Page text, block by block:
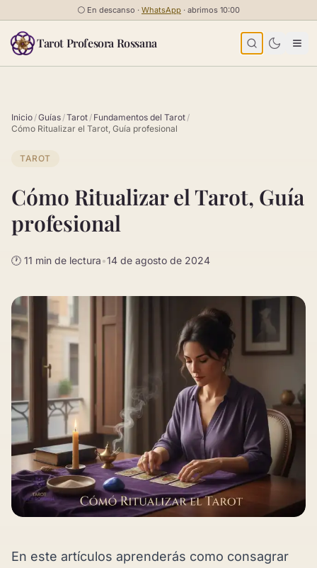
Saltar al contenido
⚪ En descanso · WhatsApp · abrimos 10:00
Tarot Profesora Rossana
Inicio /Guías /Tarot / Fundamentos del Tarot /
Cómo Ritualizar el Tarot, Guía profesional
TAROT
Cómo Ritualizar el Tarot, Guía
profesional
🕐 11 min de lectura•14 de agosto de 2024
En este artículos aprenderás como consagrar